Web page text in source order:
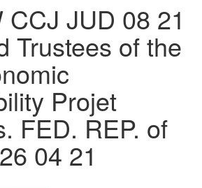
JUD 08 21
Trustees of the
Projet
FED. REP. of
04 21